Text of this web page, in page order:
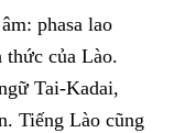
phasa lao
thức của Lào.
Tai-Kadai,
Tiếng Lào cũng